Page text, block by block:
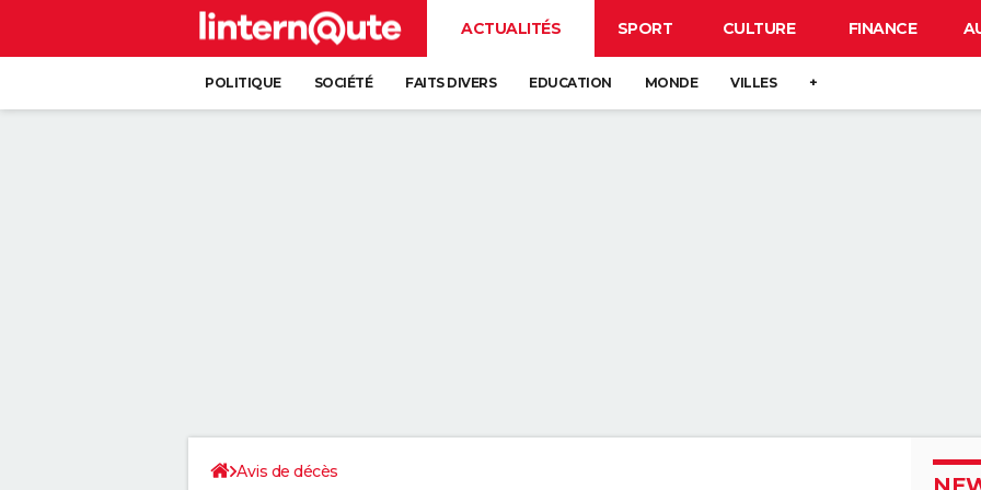
ACTUALITÉS SPORT CULTURE FINANCE
POLITIQUE SOCIÉTÉ FAITS DIVERS EDUCATION MONDE VILLES +
Avis de décès